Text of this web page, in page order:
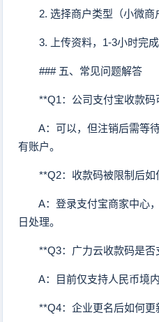
2. 选择商户类型（小微商
3. 上传资料，1-3小时完成
### 五、常见问题解答
**Q1：公司支付宝收款码
A：可以，但注销后需等待
有账户。
**Q2：收款码被限制后如
A：登录支付宝商家中心，
日处理。
**Q3：广力云收款码是否
A：目前仅支持人民币境内
**Q4：企业更名后如何更